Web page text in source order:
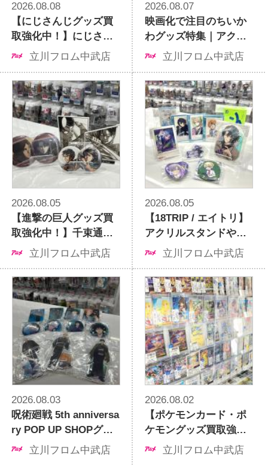
2026.08.08
【にじさんじグッズ買
取強化中！】にじさん
じ甲子園の熱気ととも
ませんか
立川フロム中武店
2026.08.07
映画化で注目のちいか
わグッズ特集｜アクス
タやぬいぐるみの買
アニメラボ立川フロム
中武店へ
立川フロム中武店
2026.08.05
【進撃の巨人グッズ買
取強化中！】千束通り
商店街でのイベント開
ギュアやアクスタなど
コレクション整理は大
歓迎です
立川フロム中武店
2026.08.05
【18TRIP / エイトリ】
アクリルスタンドや缶
バッジなど注目グッズ
ション整理もトレファ
クアニメラボへ
立川フロム中武店
2026.08.03
呪術廻戦 5th anniversa
ry POP UP SHOPグッ
ズ入荷｜話題のコレク
立川フロム中武店
2026.08.02
【ポケモンカード・ポ
ケモングッズ買取強化
中！】最新パック登場
立川フロム中武店